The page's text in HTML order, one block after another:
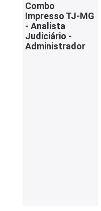
Combo
Impresso TJ-MG
- Analista
Judiciário -
Administrador